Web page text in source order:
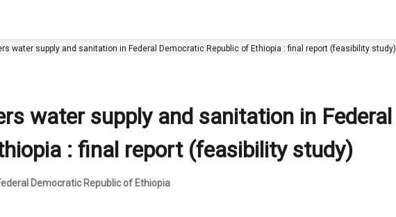
water supply and sanitation in Federal Democratic Republic of Ethiopia : final report (feasibility study)
water supply and sanitation in Federal
: final report (feasibility study)
Democratic Republic of Ethiopia